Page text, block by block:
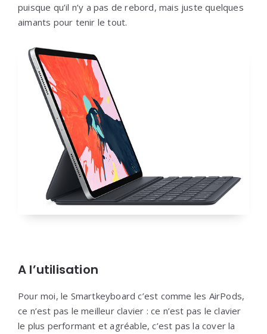
puisque qu’il n’y a pas de rebord, mais juste quelques
aimants pour tenir le tout.
A l’utilisation
Pour moi, le Smartkeyboard c’est comme les AirPods,
ce n’est pas le meilleur clavier : ce n’est pas le clavier
le plus performant et agréable, c’est pas la cover la